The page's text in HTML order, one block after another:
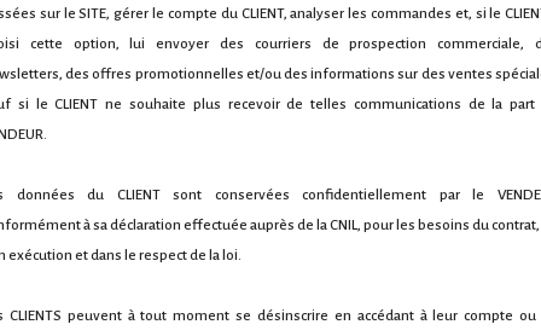
sur le SITE, gérer le compte du CLIENT, analyser les commandes et, si le
cette option, lui envoyer des courriers de prospection commerciale,
des offres promotionnelles et/ou des informations sur des ventes
si le CLIENT ne souhaite plus recevoir de telles communications de la part
données du CLIENT sont conservées confidentiellement par le
à sa déclaration effectuée auprès de la CNIL, pour les besoins du
exécution et dans le respect de la loi.
CLIENTS peuvent à tout moment se désinscrire en accédant à leur compte ou